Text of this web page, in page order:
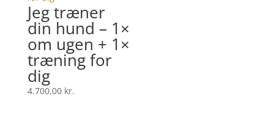
Jeg træner
din hund – 1×
om ugen + 1×
træning for
dig
4.700,00 kr.